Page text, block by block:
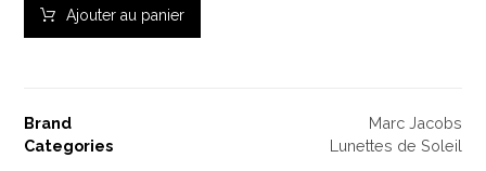
Ajouter au panier
Brand
Marc Jacobs
Categories
Lunettes de Soleil